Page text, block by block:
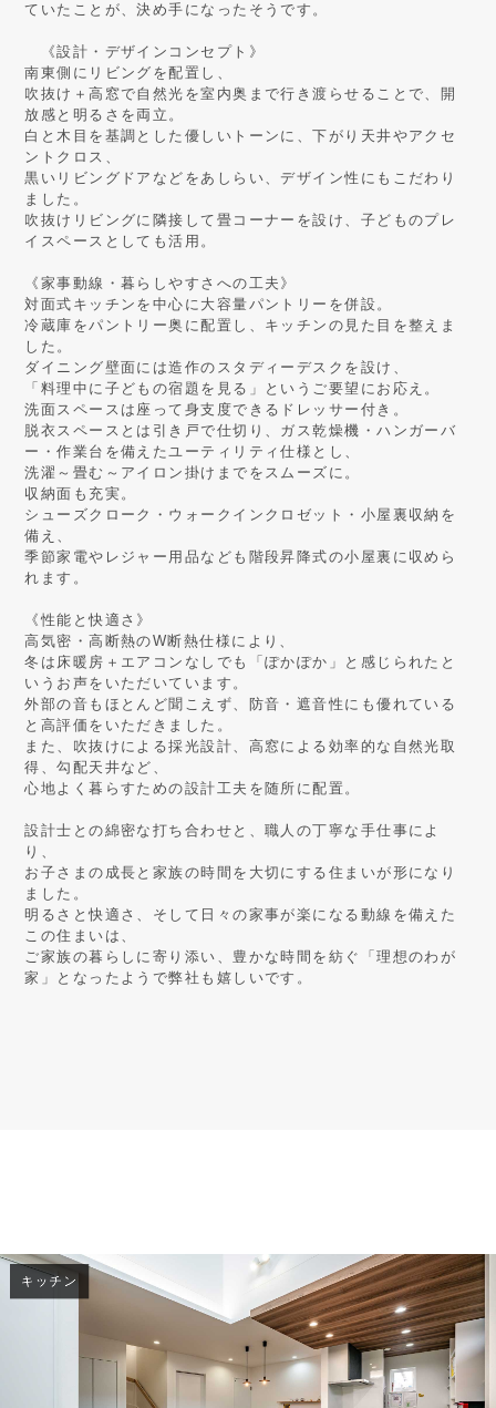
ていたことが、決め手になったそうです。
《設計・デザインコンセプト》
南東側にリビングを配置し、
吹抜け＋高窓で自然光を室内奥まで行き渡らせることで、開
放感と明るさを両立。
白と木目を基調とした優しいトーンに、下がり天井やアクセ
ントクロス、
黒いリビングドアなどをあしらい、デザイン性にもこだわり
ました。
吹抜けリビングに隣接して畳コーナーを設け、子どものプレ
イスペースとしても活用。
《家事動線・暮らしやすさへの工夫》
対面式キッチンを中心に大容量パントリーを併設。
冷蔵庫をパントリー奥に配置し、キッチンの見た目を整えま
した。
ダイニング壁面には造作のスタディーデスクを設け、
「料理中に子どもの宿題を見る」というご要望にお応え。
洗面スペースは座って身支度できるドレッサー付き。
脱衣スペースとは引き戸で仕切り、ガス乾燥機・ハンガーバ
ー・作業台を備えたユーティリティ仕様とし、
洗濯～畳む～アイロン掛けまでをスムーズに。
収納面も充実。
シューズクローク・ウォークインクロゼット・小屋裏収納を
備え、
季節家電やレジャー用品なども階段昇降式の小屋裏に収めら
れます。
《性能と快適さ》
高気密・高断熱のW断熱仕様により、
冬は床暖房＋エアコンなしでも「ぽかぽか」と感じられたと
いうお声をいただいています。
外部の音もほとんど聞こえず、防音・遮音性にも優れている
と高評価をいただきました。
また、吹抜けによる採光設計、高窓による効率的な自然光取
得、勾配天井など、
心地よく暮らすための設計工夫を随所に配置。
設計士との綿密な打ち合わせと、職人の丁寧な手仕事によ
り、
お子さまの成長と家族の時間を大切にする住まいが形になり
ました。
明るさと快適さ、そして日々の家事が楽になる動線を備えた
この住まいは、
ご家族の暮らしに寄り添い、豊かな時間を紡ぐ「理想のわが
家」となったようで弊社も嬉しいです。
キッチン